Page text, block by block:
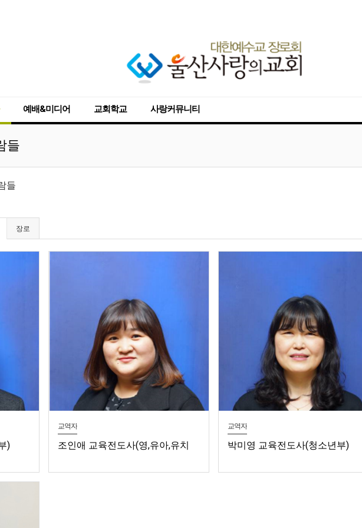
예배&미디어 교회학교 사랑커뮤니티
들
들
장로
)
교역자
조인애 교육전도사(영,유아,유치
교역자
박미영 교육전도사(청소년부)